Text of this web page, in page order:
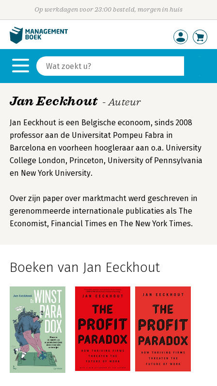
Op werkdagen voor 23:00 besteld, morgen in huis
Jan Eeckhout - Auteur
Jan Eeckhout is een Belgische econoom, sinds 2008
professor aan de Universitat Pompeu Fabra in
Barcelona en voorheen hoogleraar aan o.a. University
College London, Princeton, University of Pennsylvania
en New York University.
Over zijn paper over marktmacht werd geschreven in
gerenommeerde internationale publicaties als The
Economist, Financial Times en The New York Times.
Boeken van Jan Eeckhout